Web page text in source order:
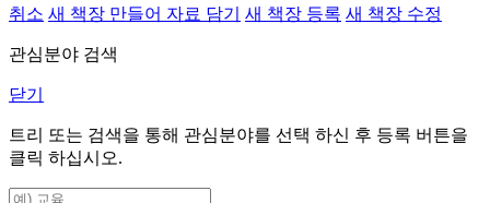
취소 새 책장 만들어 자료 담기 새 책장 등록 새 책장 수정
관심분야 검색
닫기
트리 또는 검색을 통해 관심분야를 선택 하신 후 등록 버튼을
클릭 하십시오.